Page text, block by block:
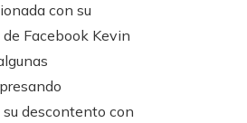
con su
Facebook Kevin
descontento con